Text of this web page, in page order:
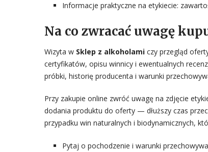
Informacje praktyczne na etykiecie:
Na co zwracać uwagę
Wizyta w Sklep z alkoholami czy przegląd
certyfikatów, opisu winnicy i ewentualnych
próbki, historię producenta i warunki
Przy zakupie online zwróć uwagę na zdjęcie
dodania produktu do oferty — dłuższy czas
przypadku win naturalnych i biodynamicznych,
Pytaj o pochodzenie i warunki